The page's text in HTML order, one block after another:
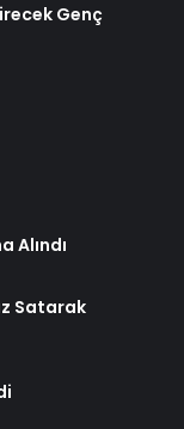
Genç
Alındı
Satarak